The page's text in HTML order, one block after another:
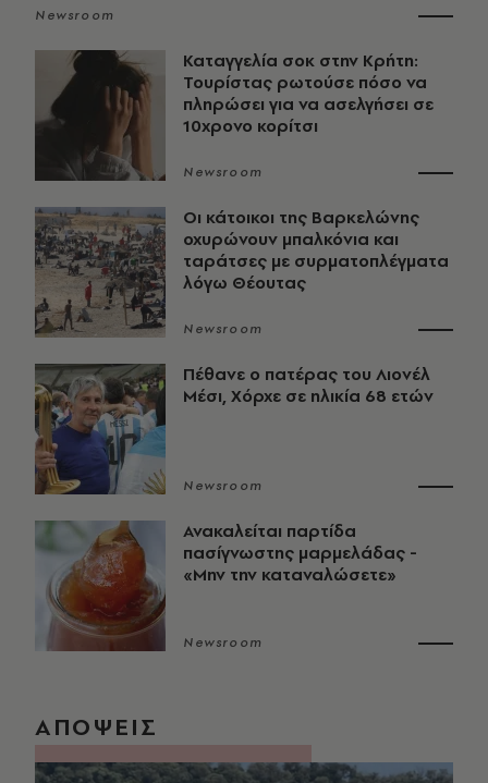
Newsroom
Καταγγελία σοκ στην Κρήτη:
Τουρίστας ρωτούσε πόσο να
πληρώσει για να ασελγήσει σε
10χρονο κορίτσι
Newsroom
Οι κάτοικοι της Βαρκελώνης
οχυρώνουν μπαλκόνια και
ταράτσες με συρματοπλέγματα
λόγω Θέουτας
Newsroom
Πέθανε ο πατέρας του Λιονέλ
Μέσι, Χόρχε σε ηλικία 68 ετών
Newsroom
Ανακαλείται παρτίδα
πασίγνωστης μαρμελάδας -
«Μην την καταναλώσετε»
Newsroom
ΑΠΟΨΕΙΣ